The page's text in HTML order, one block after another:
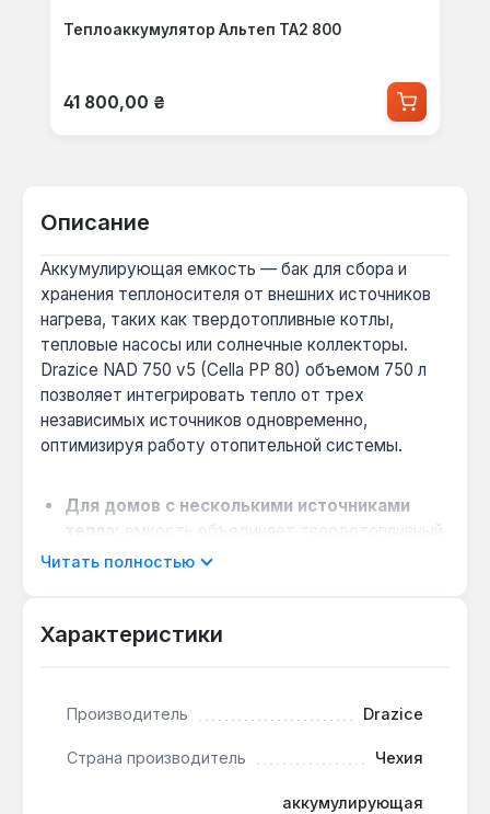
Теплоаккумулятор Альтеп ТА2 800
Обычная цена:
41 800,00 ₴
Описание
Аккумулирующая емкость — бак для сбора и
хранения теплоносителя от внешних источников
нагрева, таких как твердотопливные котлы,
тепловые насосы или солнечные коллекторы.
Drazice NAD 750 v5 (Cella PP 80) объемом 750 л
позволяет интегрировать тепло от трех
независимых источников одновременно,
оптимизируя работу отопительной системы.
Для домов с несколькими источниками
тепла:
емкость объединяет твердотопливный
котел, тепловой насос и солнечные
30%.
межцентровым расстоянием 210 мм позволяет
6/4" до 9 кВт — для резервного нагрева при
Читать полностью
Характеристики
Производитель Drazice
Страна производитель Чехия
аккумулирующая